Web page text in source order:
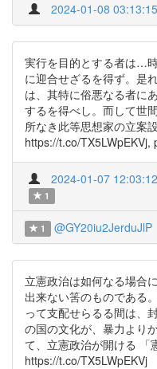
2024-01-08 03:13:15
実行を目的とする者は…
に迎合せざるを得ず。是
は、其特に俗悪なる者に
するを得べし。而して世
所なき此等思想家の立案
https://t.co/TX5LWpEKVj,
2024-01-07 12:03:12
1
1 @GY20iu2JerduJlP
立憲政治は如何なる場合
出来ない筈のものである
って支配せらるる間は、
の国の文化が、暴力より
て、立憲政治が開ける 「
https://t.co/TX5LWpEKVj